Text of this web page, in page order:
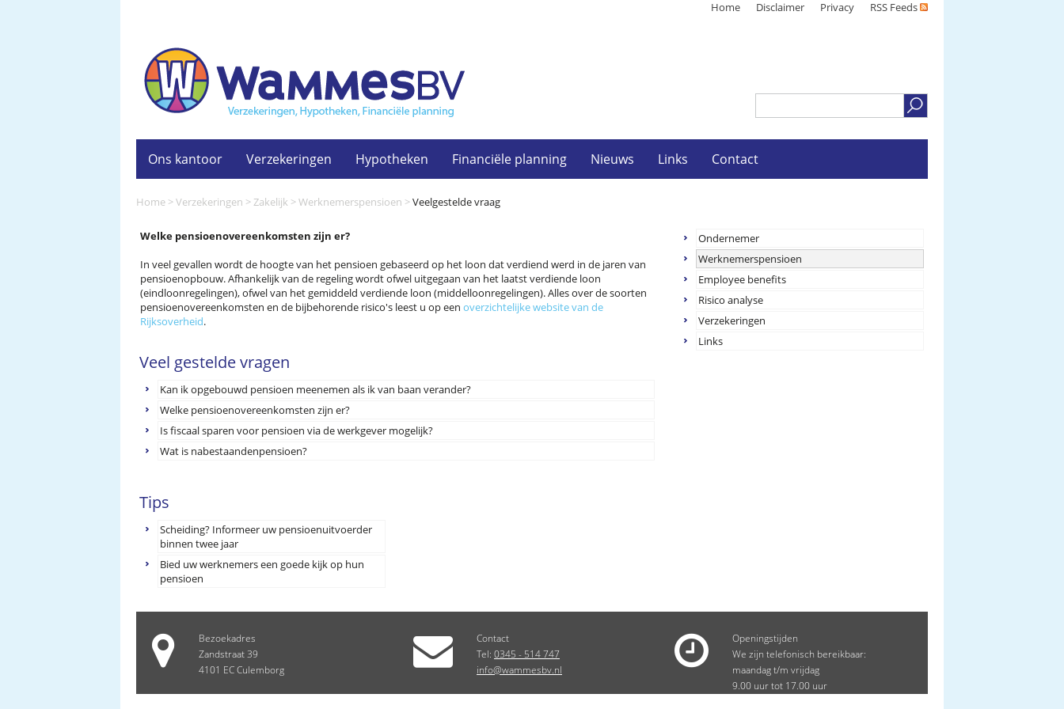
Home Disclaimer Privacy RSS Feeds
Home >Verzekeringen >Zakelijk >Werknemerspensioen >Veelgestelde vraag
Welke pensioenovereenkomsten zijn er?
In veel gevallen wordt de hoogte van het pensioen gebaseerd op het loon dat verdiend werd in de jaren van
pensioenopbouw. Afhankelijk van de regeling wordt ofwel uitgegaan van het laatst verdiende loon
(eindloonregelingen), ofwel van het gemiddeld verdiende loon (middelloonregelingen). Alles over de soorten
pensioenovereenkomsten en de bijbehorende risico's leest u op een overzichtelijke website van de
Rijksoverheid.
Veel gestelde vragen
Kan ik opgebouwd pensioen meenemen als ik van baan verander?
Welke pensioenovereenkomsten zijn er?
Is fiscaal sparen voor pensioen via de werkgever mogelijk?
Wat is nabestaandenpensioen?
Tips
Scheiding? Informeer uw pensioenuitvoerder
binnen twee jaar
Bied uw werknemers een goede kijk op hun
pensioen
Ondernemer
Werknemerspensioen
Employee benefits
Risico analyse
Verzekeringen
Links
Bezoekadres
Zandstraat 39
4101 EC Culemborg
Contact
Tel: 0345 - 514 747
info@wammesbv.nl
Openingstijden
We zijn telefonisch bereikbaar:
maandag t/m vrijdag
9.00 uur tot 17.00 uur
Ons kantoor Verzekeringen Hypotheken Financiële planning Nieuws Links Contact